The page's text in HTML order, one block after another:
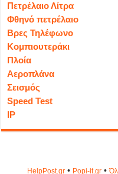
Πετρέλαιο Λίτρα
Φθηνό πετρέλαιο
Βρες Τηλέφωνο
Κομπιουτεράκι
Πλοία
Αεροπλάνα
Σεισμός
Speed Test
IP
HelpPost.gr• Popi-it.gr•